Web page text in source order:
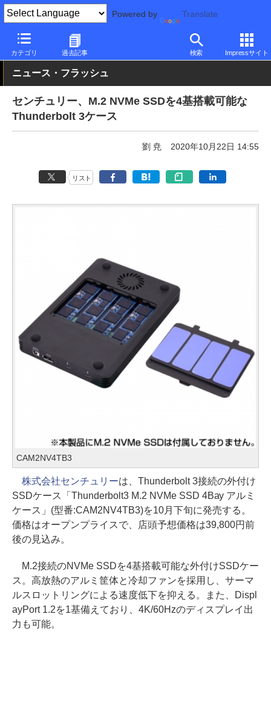
Powered by Translate
カテゴリ 過去記事 検索 Impressサイト
PC Watch 半導体/周辺機器
ニュース・フラッシュ
センチュリー、M.2 NVMe SSDを4基搭載可能な
Thunderbolt 3ケース
劉 尭 2020年10月22日 14:55
リスト
CAM2NV4TB3
株式会社センチュリーは、Thunderbolt 3接続の外付け
SSDケース「Thunderbolt3 M.2 NVMe SSD 4Bay アルミ
ケース」(型番:CAM2NV4TB3)を10月下旬に発売する。
価格はオープンプライスで、店頭予想価格は39,800円前
後の見込み。
M.2接続のNVMe SSDを4基搭載可能な外付けSSDケー
ス。高放熱のアルミ筐体と冷却ファンを採用し、サーマ
ルスロットリングによる速度低下を抑える。また、Displ
ayPort 1.2を1基備えており、4K/60Hzのディスプレイ出
力も可能。